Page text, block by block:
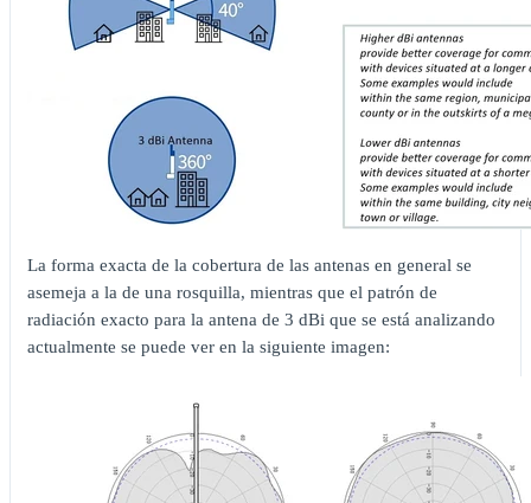
La forma exacta de la cobertura de las antenas en general se
asemeja a la de una rosquilla, mientras que el patrón de
radiación exacto para la antena de 3 dBi que se está analizando
actualmente se puede ver en la siguiente imagen: